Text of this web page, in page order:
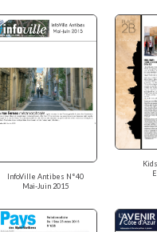
InfoVille Antibes N°40
Mai-Juin 2015